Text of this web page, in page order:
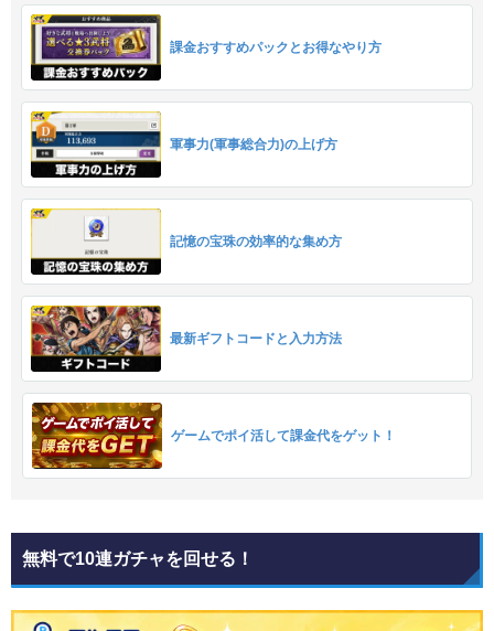
課金おすすめパックとお得なやり方
軍事力(軍事総合力)の上げ方
記憶の宝珠の効率的な集め方
最新ギフトコードと入力方法
ゲームでポイ活して課金代をゲット！
無料で10連ガチャを回せる！